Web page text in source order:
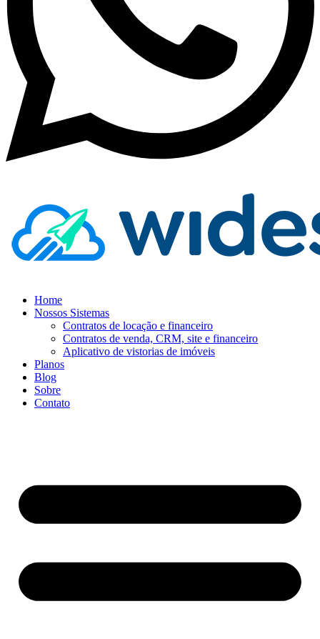
Home
Nossos Sistemas
Contratos de locação e financeiro
Contratos de venda, CRM, site e financeiro
Aplicativo de vistorias de imóveis
Planos
Blog
Sobre
Contato